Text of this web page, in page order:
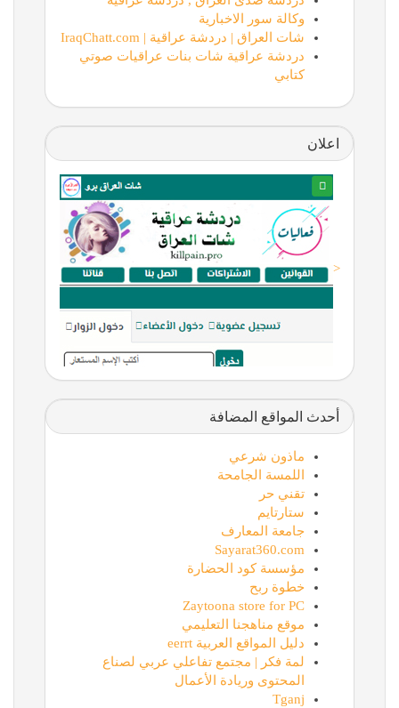
وكالة سور الاخبارية
شات العراق | دردشة عراقية | IraqChatt.com
دردشة عراقية شات بنات عراقيات صوتي
كتابي
اعلان
<
أحدث المواقع المضافة
ماذون شرعي
اللمسة الجامحة
تقني حر
ستارتايم
جامعة المعارف
Sayarat360.com
مؤسسة كود الحضارة
خطوة ربح
Zaytoona store for PC
موقع مناهجنا التعليمي
دليل المواقع العربية eerrt
لمة فكر | مجتمع تفاعلي عربي لصناع
المحتوى وريادة الأعمال
Tganj